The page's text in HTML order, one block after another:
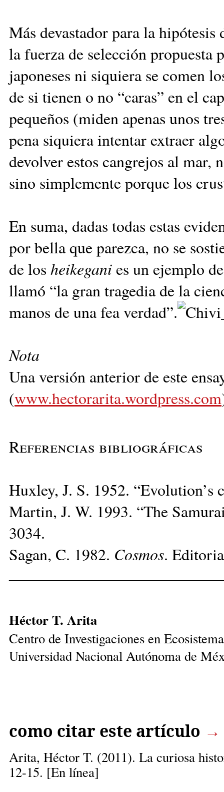
Más devastador para la
la fuerza de selección propuesta
japoneses ni siquiera se comen
de si tienen o no “caras” en el
pequeños (miden apenas unos
pena siquiera intentar extraer
devolver estos cangrejos al mar,
sino simplemente porque los
En suma, dadas todas estas
por bella que parezca, no se
de los heikeganies un ejemplo
llamó “la gran tragedia de la
manos de una fea verdad”.
Nota
Una versión anterior de este
(www.hectorarita.wordpress.com
Referencias bibliográficas
Huxley, J. S. 1952. “Evolution’s
Martin, J. W. 1993. “The
3034.
Sagan, C. 1982. Cosmos.
Héctor T. Arita
Centro de Investigaciones en
Universidad Nacional Autónoma de
como citar este artículo →
Arita, Héctor T. (2011). La curiosa
12-15. [En línea]